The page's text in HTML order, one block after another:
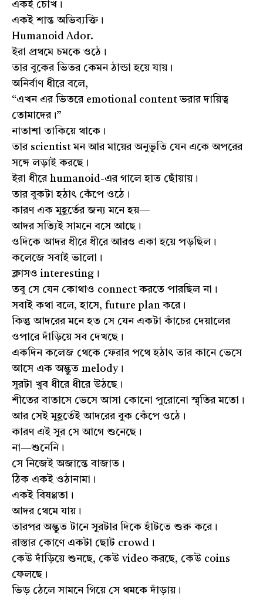
একই চোখ।
একই শান্ত অভিব্যক্তি।
Humanoid Ador.
ইরা প্রথমে চমকে ওঠে।
তার বুকের ভিতর কেমন ঠান্ডা হয়ে যায়।
অনির্বাণ ধীরে বলে,
“এখন এর ভিতরে emotional content ভরার দায়িত্ব
তোমাদের।”
নাতাশা তাকিয়ে থাকে।
তার scientist মন আর মায়ের অনুভূতি যেন একে অপরের
সঙ্গে লড়াই করছে।
ইরা ধীরে humanoid-এর গালে হাত ছোঁয়ায়।
তার বুকটা হঠাৎ কেঁপে ওঠে।
কারণ এক মুহূর্তের জন্য মনে হয়—
আদর সত্যিই সামনে বসে আছে।
ওদিকে আদর ধীরে ধীরে আরও একা হয়ে পড়ছিল।
কলেজে সবাই ভালো।
ক্লাসও interesting।
তবু সে যেন কোথাও connect করতে পারছিল না।
সবাই কথা বলে, হাসে, future plan করে।
কিন্তু আদরের মনে হত সে যেন একটা কাঁচের দেয়ালের
ওপারে দাঁড়িয়ে সব দেখছে।
একদিন কলেজ থেকে ফেরার পথে হঠাৎ তার কানে ভেসে
আসে এক অদ্ভুত melody।
সুরটা খুব ধীরে ধীরে উঠছে।
শীতের বাতাসে ভেসে আসা কোনো পুরোনো স্মৃতির মতো।
আর সেই মুহূর্তেই আদরের বুক কেঁপে ওঠে।
কারণ এই সুর সে আগে শুনেছে।
না—শুনেনি।
সে নিজেই অজান্তে বাজাত।
ঠিক একই ওঠানামা।
একই বিষণ্ণতা।
আদর থেমে যায়।
তারপর অদ্ভুত টানে সুরটার দিকে হাঁটতে শুরু করে।
রাস্তার কোণে একটা ছোট crowd।
কেউ দাঁড়িয়ে শুনছে, কেউ video করছে, কেউ coins
ফেলছে।
ভিড় ঠেলে সামনে গিয়ে সে থমকে দাঁড়ায়।